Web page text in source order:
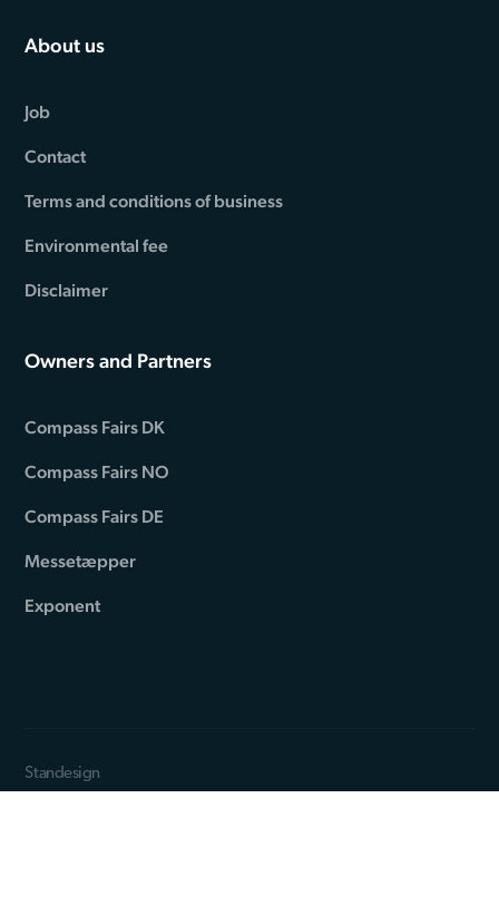
About us
Job
Contact
Terms and conditions of business
Environmental fee
Disclaimer
Owners and Partners
Compass Fairs DK
Compass Fairs NO
Compass Fairs DE
Messetæpper
Exponent
Standesign